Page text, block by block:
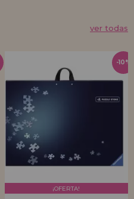
ver todas
¡OFERTA!
-10%